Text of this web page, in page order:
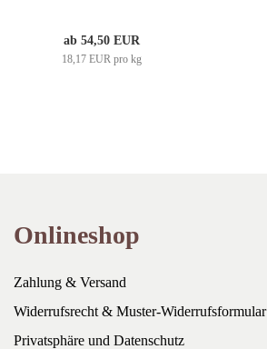
ab 54,50 EUR
18,17 EUR pro kg
Onlineshop
Zahlung & Versand
Widerrufsrecht & Muster-Widerrufsformular
Privatsphäre und Datenschutz